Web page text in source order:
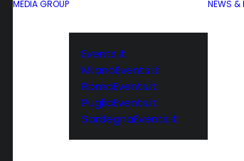
MEDIA GROUP
Events.it
MilanoEvents.it
RomaEvents.it
PugliaEvents.it
SardegnaEvents.it
NEWS &